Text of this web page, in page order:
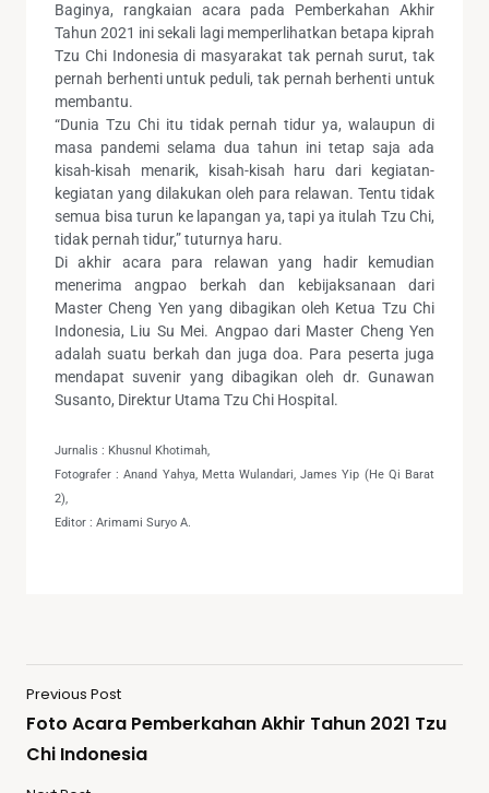
Baginya, rangkaian acara pada Pemberkahan Akhir
Tahun 2021 ini sekali lagi memperlihatkan betapa kiprah
Tzu Chi Indonesia di masyarakat tak pernah surut, tak
pernah berhenti untuk peduli, tak pernah berhenti untuk
membantu.
“Dunia Tzu Chi itu tidak pernah tidur ya, walaupun di
masa pandemi selama dua tahun ini tetap saja ada
kisah-kisah menarik, kisah-kisah haru dari kegiatan-
kegiatan yang dilakukan oleh para relawan. Tentu tidak
semua bisa turun ke lapangan ya, tapi ya itulah Tzu Chi,
tidak pernah tidur,” tuturnya haru.
Di akhir acara para relawan yang hadir kemudian
menerima angpao berkah dan kebijaksanaan dari
Master Cheng Yen yang dibagikan oleh Ketua Tzu Chi
Indonesia, Liu Su Mei. Angpao dari Master Cheng Yen
adalah suatu berkah dan juga doa. Para peserta juga
mendapat suvenir yang dibagikan oleh dr. Gunawan
Susanto, Direktur Utama Tzu Chi Hospital.
Jurnalis : Khusnul Khotimah,
Fotografer : Anand Yahya, Metta Wulandari, James Yip (He Qi Barat
2),
Editor : Arimami Suryo A.
Previous Post
Foto Acara Pemberkahan Akhir Tahun 2021 Tzu
Chi Indonesia